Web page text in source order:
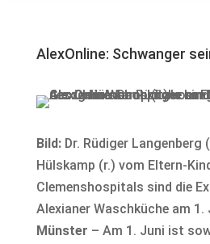
AlexOnline: Schwanger
Bild:Dr. Rüdiger Langenberg
Hülskamp (r.) vom Eltern-
Clemenshospitals sind die
Alexianer Waschküche am 1.
Münster – Am 1. Juni ist